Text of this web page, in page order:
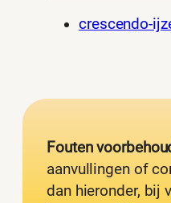
crescendo-
Fouten
aanvullingen of
dan hieronder, bij